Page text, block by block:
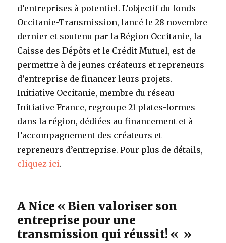
d’entreprises à potentiel. L’objectif du fonds
Occitanie-Transmission, lancé le 28 novembre
dernier et soutenu par la Région Occitanie, la
Caisse des Dépôts et le Crédit Mutuel, est de
permettre à de jeunes créateurs et repreneurs
d’entreprise de financer leurs projets.
Initiative Occitanie, membre du réseau
Initiative France, regroupe 21 plates-formes
dans la région, dédiées au financement et à
l’accompagnement des créateurs et
repreneurs d’entreprise. Pour plus de détails,
cliquez ici.
A Nice « Bien valoriser son
entreprise pour une
transmission qui réussit! « »